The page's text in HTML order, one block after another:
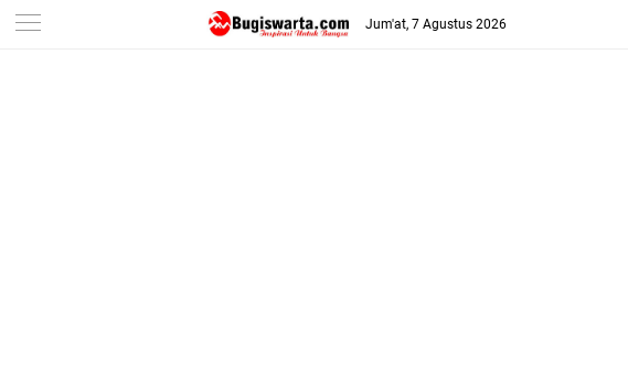
-->
Jum'at, 7 Agustus 2026